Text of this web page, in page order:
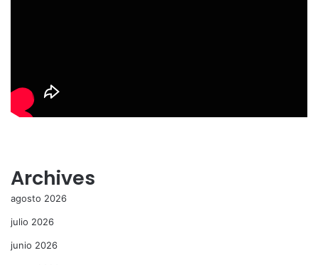
Archives
agosto 2026
julio 2026
junio 2026